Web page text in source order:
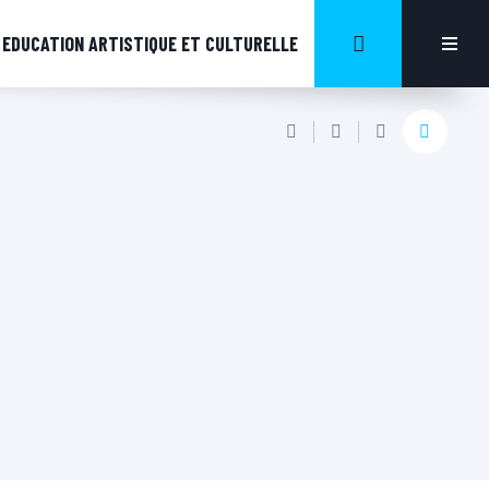
EDUCATION ARTISTIQUE ET CULTURELLE